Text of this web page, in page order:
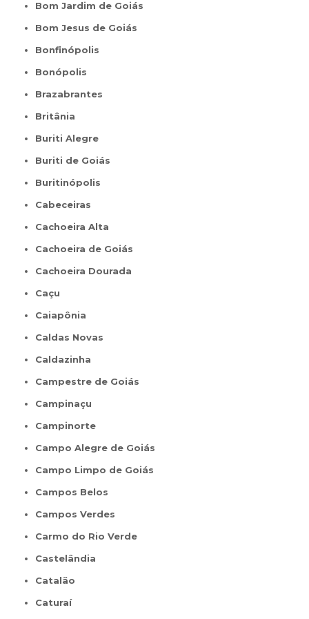
Bom Jardim de Goiás
Bom Jesus de Goiás
Bonfinópolis
Bonópolis
Brazabrantes
Britânia
Buriti Alegre
Buriti de Goiás
Buritinópolis
Cabeceiras
Cachoeira Alta
Cachoeira de Goiás
Cachoeira Dourada
Caçu
Caiapônia
Caldas Novas
Caldazinha
Campestre de Goiás
Campinaçu
Campinorte
Campo Alegre de Goiás
Campo Limpo de Goiás
Campos Belos
Campos Verdes
Carmo do Rio Verde
Castelândia
Catalão
Caturaí